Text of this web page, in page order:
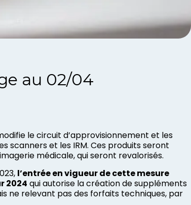
au 02/04
le circuit d’approvisionnement et les
scanners et les IRM. Ces produits seront
médicale, qui seront revalorisés.
l’entrée en vigueur de cette mesure
2024 qui autorise la création de suppléments
ne relevant pas des forfaits techniques, par